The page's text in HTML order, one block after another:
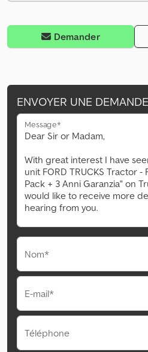
Demander
ENVOYER UNE DEMANDE
Message*
Nom*
E-mail*
Téléphone